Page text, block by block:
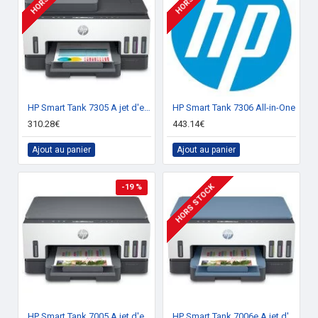
Données logistiques
Largeur de
palette
120 cm
Hauteur de
palette
137,2 cm
Autres caractéristiques
Type
Données logistiques
Largeur du
carton principal
31,3 cm
21,7 cm
HP Smart Tank 7305 A jet d'encre thermique A4 4800 x 1200 DPI 15 ppm Wifi
310.28€
Ajout au panier
HP Smart Tank 7306 All-in-One
443.14€
Ajout au panier
-19 % HORS STOCK